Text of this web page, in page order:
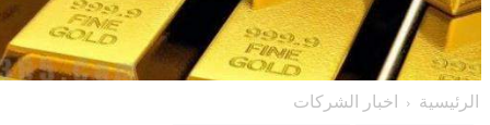
الرئيسية
اخبار الشركات